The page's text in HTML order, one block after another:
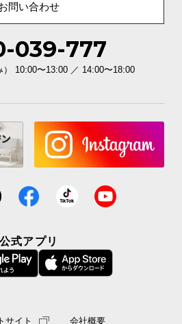
約100.9㎝
お手入れ
材で汚れもさっと拭き取れる
問い合わせ
039-777
） 10:00〜13:00 ／ 14:00〜18:00
公式アプリ
サイト 会社概要